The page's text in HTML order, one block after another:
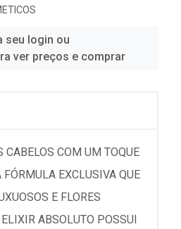
seu login ou
ver preços e comprar
CABELOS COM UM TOQUE
EXCLUSIVA QUE
E FLORES
ABSOLUTO POSSUI